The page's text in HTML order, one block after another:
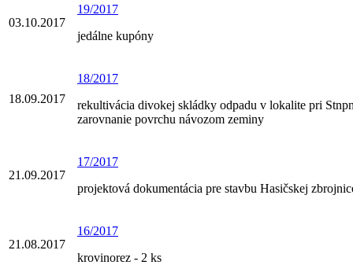
03.10.2017
19/2017
jedálne kupóny
18.09.2017
18/2017
rekultivácia divokej skládky odpadu v lokalite pri
zarovnanie povrchu návozom zeminy
21.09.2017
17/2017
projektová dokumentácia pre stavbu Hasičskej
21.08.2017
16/2017
krovinorez - 2 ks